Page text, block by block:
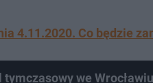
4.11.2020. Co będzie
tymczasowy we